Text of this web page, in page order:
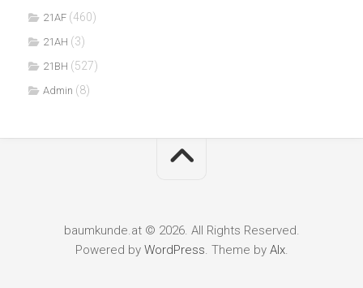
21AF (460)
21AH (3)
21BH (527)
Admin (8)
baumkunde.at © 2026. All Rights Reserved.
Powered by WordPress. Theme by Alx.